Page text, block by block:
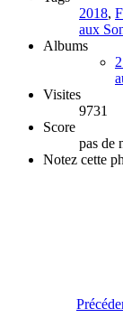
2018,
aux
Albums
Visites
9731
Score
pas de
Notez cette